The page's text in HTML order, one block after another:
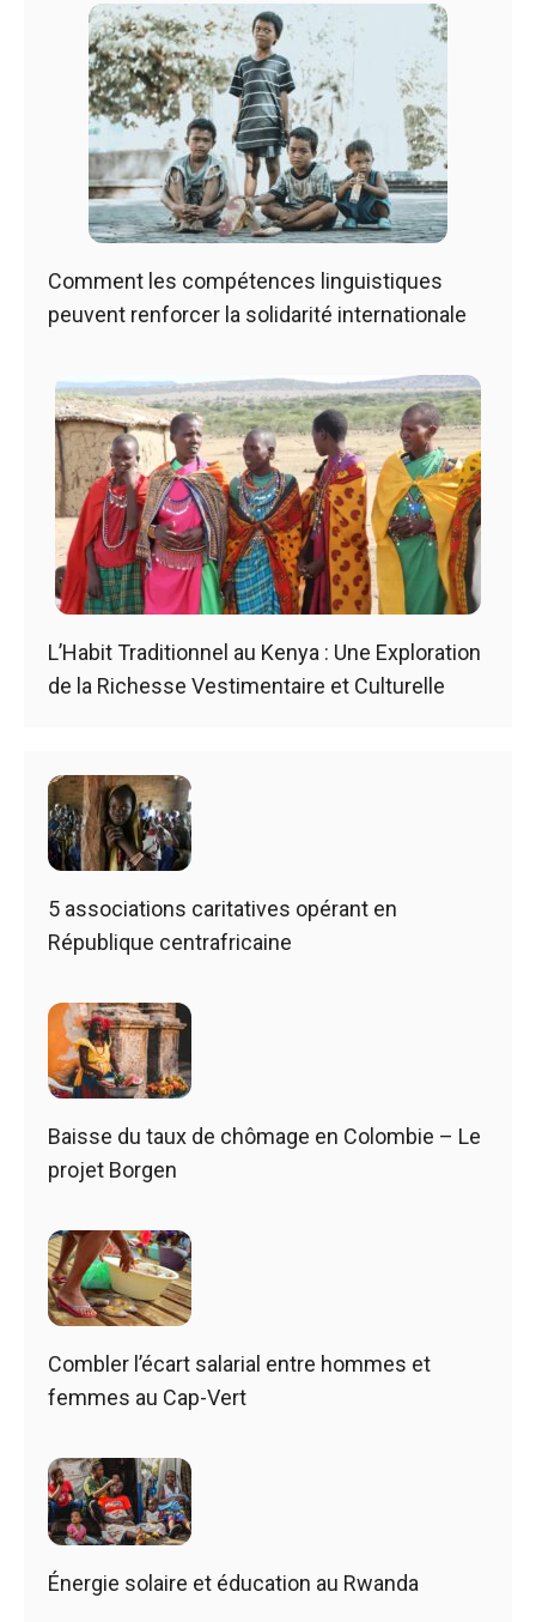
Comment les compétences linguistiques
peuvent renforcer la solidarité internationale
L’Habit Traditionnel au Kenya : Une Exploration
de la Richesse Vestimentaire et Culturelle
5 associations caritatives opérant en
République centrafricaine
Baisse du taux de chômage en Colombie – Le
projet Borgen
Combler l’écart salarial entre hommes et
femmes au Cap-Vert
Énergie solaire et éducation au Rwanda